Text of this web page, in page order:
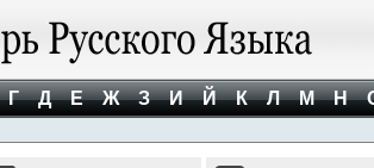
Г Д Е Ж З И Й К Л М Н